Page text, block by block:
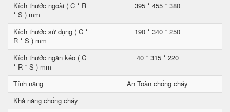
Kích thước ngoài ( C * R
* S ) mm
395 * 455 * 380
Kích thước sử dụng ( C *
R * S ) mm
190 * 340 * 250
Kích thước ngăn kéo ( C
* R * S ) mm
40 * 315 * 220
Tính năng
An Toàn chống cháy
Khả năng chống cháy